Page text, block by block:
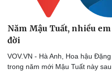
Năm Mậu Tuất, nhiều
đời
VOV.VN - Hà Anh, Hoa hậu
trong năm mới Mậu Tuất này